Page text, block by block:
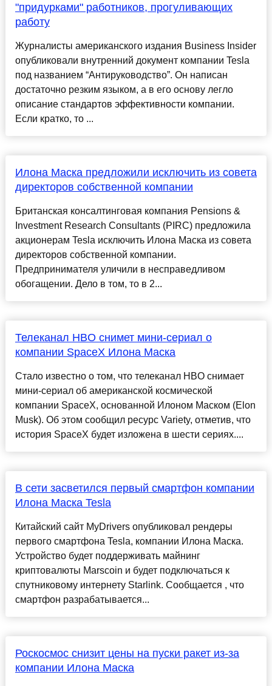
"придурками" работников, прогуливающих
работу
Журналисты американского издания Business Insider
опубликовали внутренний документ компании Tesla
под названием “Антируководство”. Он написан
достаточно резким языком, а в его основу легло
описание стандартов эффективности компании.
Если кратко, то ...
Илона Маска предложили исключить из совета
директоров собственной компании
Британская консалтинговая компания Pensions &
Investment Research Consultants (PIRC) предложила
акционерам Tesla исключить Илона Маска из совета
директоров собственной компании.
Предпринимателя уличили в несправедливом
обогащении. Дело в том, то в 2...
Телеканал HBO снимет мини-сериал о
компании SpaceX Илона Маска
Стало известно о том, что телеканал HBO снимает
мини-сериал об американской космической
компании SpaceX, основанной Илоном Маском (Elon
Musk). Об этом сообщил ресурс Variety, отметив, что
история SpaceX будет изложена в шести сериях....
В сети засветился первый смартфон компании
Илона Маска Tesla
Китайский сайт MyDrivers опубликовал рендеры
первого смартфона Tesla, компании Илона Маска.
Устройство будет поддерживать майнинг
криптовалюты Marscoin и будет подключаться к
спутниковому интернету Starlink. Сообщается , что
смартфон разрабатывается...
Роскосмос снизит цены на пуски ракет из-за
компании Илона Маска